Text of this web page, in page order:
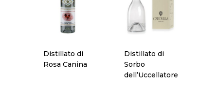
Distillato di
Rosa Canina
Distillato di
Sorbo
dell’Uccellatore